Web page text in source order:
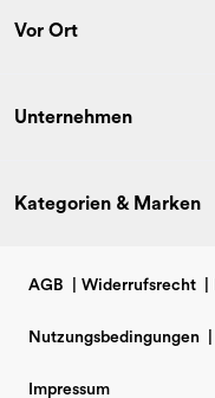
Vor Ort
Unternehmen
Kategorien & Marken
AGB Widerrufsrecht
Nutzungsbedingungen
Impressum